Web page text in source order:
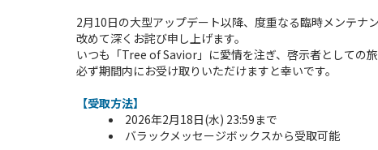
2月10日の大型アップデート以降、度重なる臨時メンテナ
改めて深くお詫び申し上げます。
いつも「Tree of Savior」に愛情を注ぎ、啓示者としての
必ず期間内にお受け取りいただけますと幸いです。
【受取方法】
2026年2月18日(水) 23:59まで
バラックメッセージボックスから受取可能